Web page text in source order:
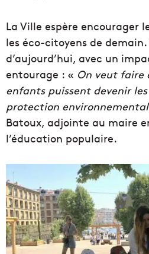
La Ville espère encourager
les éco-citoyens de demain.
d’aujourd’hui, avec un
entourage : « On veut faire
enfants puissent devenir
protection
Batoux, adjointe au maire
l’éducation populaire.